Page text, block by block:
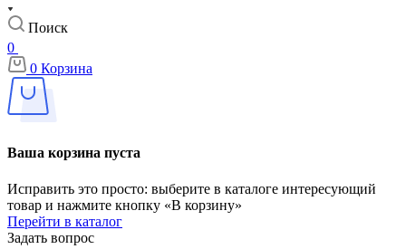
Поиск
0
0 Корзина
Ваша корзина пуста
Исправить это просто: выберите в каталоге интересующий
товар и нажмите кнопку «В корзину»
Перейти в каталог
Задать вопрос